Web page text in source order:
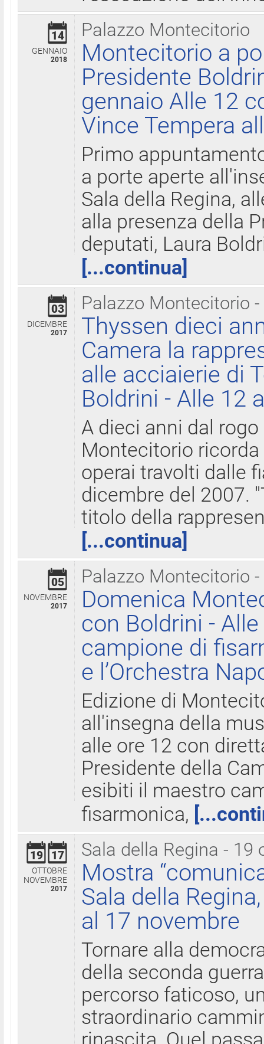
Palazzo Montecitorio
14
GENNAIO
2018
Montecitorio a
Presidente
gennaio Alle 12
Vince Tempera
Primo
a porte aperte
Sala della Regina,
alla presenza della
deputati, Laura
[...continua]
Palazzo Montecitorio
03
DICEMBRE
2017
Thyssen dieci
Camera la
alle acciaierie di
Boldrini - Alle 12
A dieci anni dal
Montecitorio
operai travolti dalle
dicembre del 2007.
titolo della
[...continua]
Palazzo Montecitorio
05
NOVEMBRE
2017
Domenica
con Boldrini -
campione di
e l’Orchestra
Edizione di
all'insegna della
alle ore 12 con
Presidente della
esibiti il maestro
fisarmonica,
Sala della Regina - 19
19 17
OTTOBRE
NOVEMBRE
2017
Mostra
Sala della
al 17 novembre
Tornare alla
della seconda
percorso faticoso,
straordinario